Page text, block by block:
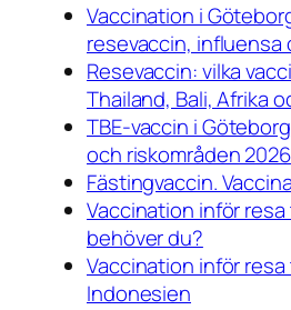
Vaccination i
resevaccin, influensa
Resevaccin: vilka
Thailand, Bali, Afrika
TBE-vaccin i
och riskområden 2026
Fästingvaccin.
Vaccination inför resa
behöver du?
Vaccination inför resa
Indonesien